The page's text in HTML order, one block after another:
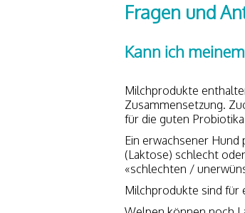
Fragen und
Kann ich
Milchprodukte
Zusammensetzung.
für die guten
Ein erwachsener
(Laktose) schlecht
«schlechten /
Milchprodukte sind für